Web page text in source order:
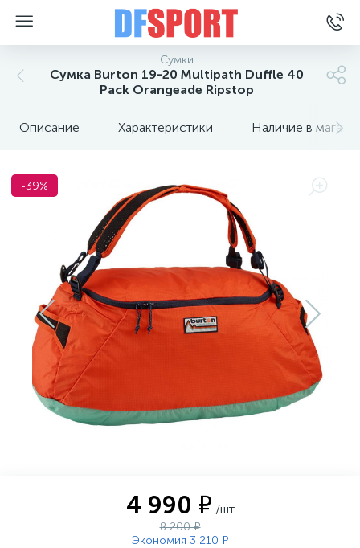
Сумки
Сумка Burton 19-20 Multipath Duffle 40
Pack Orangeade Ripstop
Описание Характеристики Наличие в
-39%
4 990 ₽ /шт
8 200 ₽
Экономия 3 210 ₽